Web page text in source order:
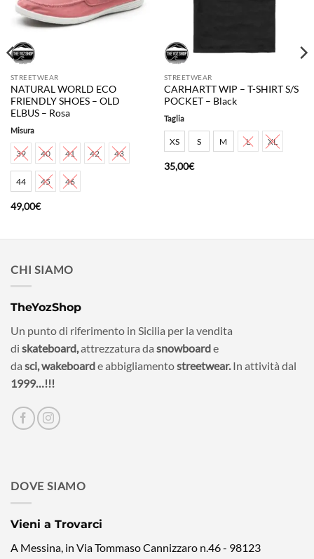
STREETWEAR
NATURAL WORLD ECO
FRIENDLY SHOES – OLD
ELBUS – Rosa
Misura
39 40 41 42 43
44 45 46
49,00€
STREETWEAR
CARHARTT WIP – T-SHIRT S/S
POCKET – Black
Taglia
XS S M L XL
35,00€
CHI SIAMO
TheYozShop
Un punto di riferimento in Sicilia per la vendita
di skateboard,attrezzatura da snowboarde
da sci,wakeboarde abbigliamentostreetwear.In attività dal
1999…!!!
DOVE SIAMO
Vieni a Trovarci
A Messina, in Via Tommaso Cannizzaro n.46 - 98123